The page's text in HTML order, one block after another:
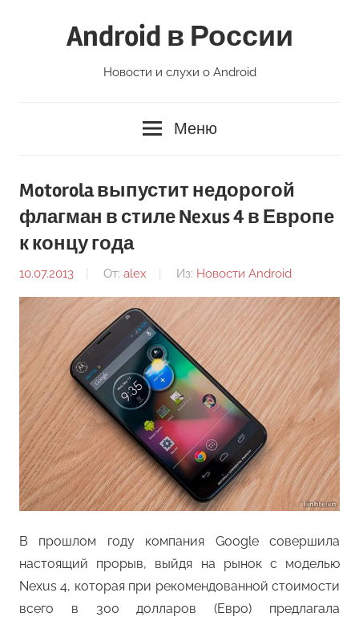
Android в России
Новости и слухи о Android
Меню
Motorola выпустит недорогой
флагман в стиле Nexus 4 в Европе
к концу года
10.07.2013 От: alex Из: Новости Android
В прошлом году компания Google совершила
настоящий прорыв, выйдя на рынок с моделью
Nexus 4, которая при рекомендованной стоимости
всего в 300 долларов (Евро) предлагала